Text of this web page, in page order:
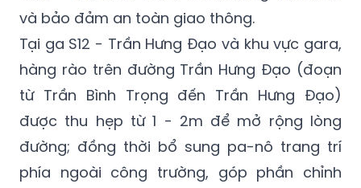
và bảo đảm an toàn giao thông.
Tại ga S12 - Trần Hưng Đạo và khu vực gara,
hàng rào trên đường Trần Hưng Đạo (đoạn
từ Trần Bình Trọng đến Trần Hưng Đạo)
được thu hẹp từ 1 - 2m để mở rộng lòng
đường; đồng thời bổ sung pa-nô trang trí
phía ngoài công trường, góp phần chỉnh